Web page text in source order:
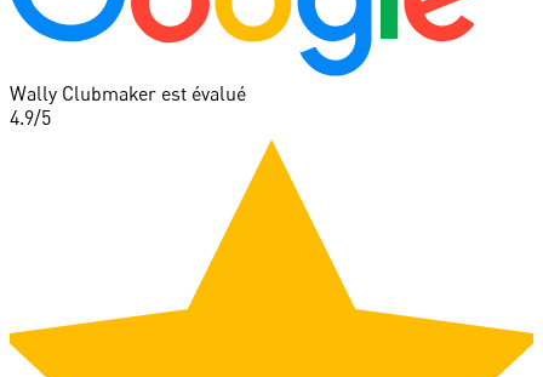
Wally Clubmaker est évalué
4.9/5